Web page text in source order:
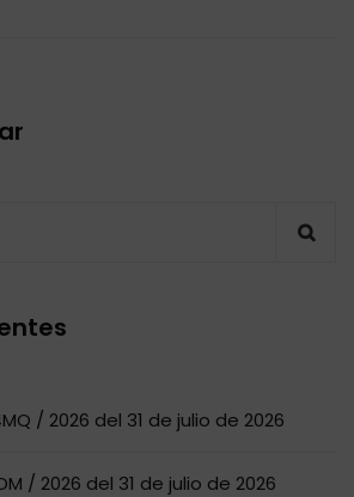
/ 2026 del 31 de julio de 2026
/ 2026 del 31 de julio de 2026